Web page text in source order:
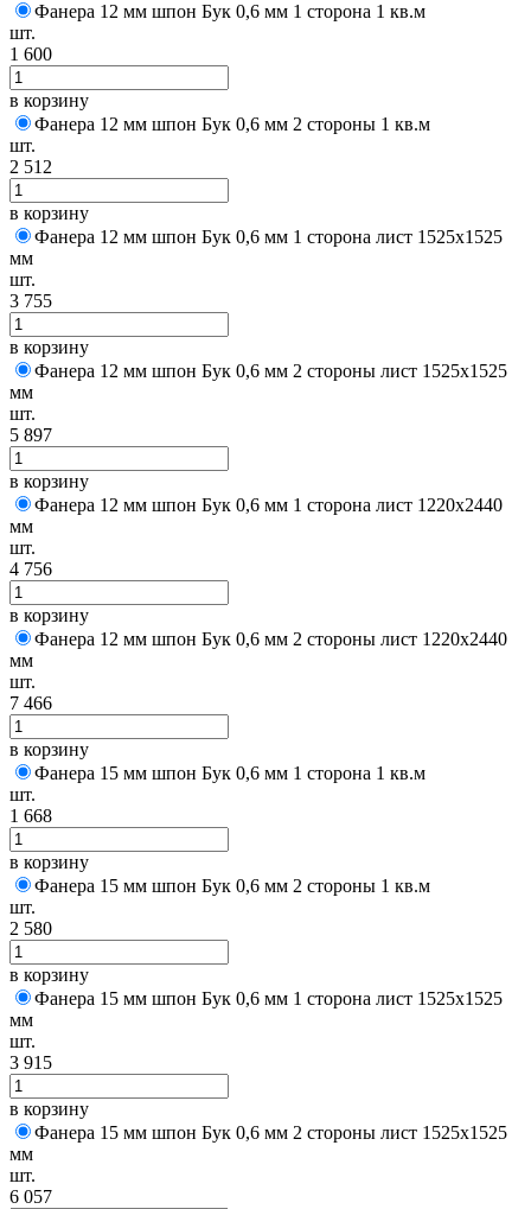
Фанера 12 мм шпон Бук 0,6 мм 1 сторона 1 кв.м
шт.
1 600
в корзину
Фанера 12 мм шпон Бук 0,6 мм 2 стороны 1 кв.м
шт.
2 512
в корзину
Фанера 12 мм шпон Бук 0,6 мм 1 сторона лист 1525х1525
мм
шт.
3 755
в корзину
Фанера 12 мм шпон Бук 0,6 мм 2 стороны лист 1525х1525
мм
шт.
5 897
в корзину
Фанера 12 мм шпон Бук 0,6 мм 1 сторона лист 1220х2440
мм
шт.
4 756
в корзину
Фанера 12 мм шпон Бук 0,6 мм 2 стороны лист 1220х2440
мм
шт.
7 466
в корзину
Фанера 15 мм шпон Бук 0,6 мм 1 сторона 1 кв.м
шт.
1 668
в корзину
Фанера 15 мм шпон Бук 0,6 мм 2 стороны 1 кв.м
шт.
2 580
в корзину
Фанера 15 мм шпон Бук 0,6 мм 1 сторона лист 1525х1525
мм
шт.
3 915
в корзину
Фанера 15 мм шпон Бук 0,6 мм 2 стороны лист 1525х1525
мм
шт.
6 057